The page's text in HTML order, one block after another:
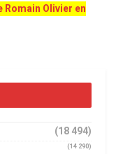
Romain Olivier en
(18 494)
(14 290)